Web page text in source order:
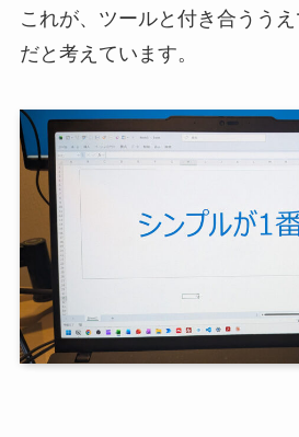
これが、ツールと付き合うう
だと考えています。